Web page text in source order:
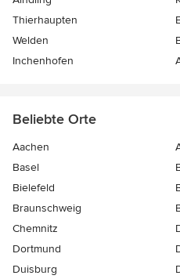
Thierhaupten
Welden
Inchenhofen
Beliebte Orte
Aachen
Basel
Bielefeld
Braunschweig
Chemnitz
Dortmund
Duisburg